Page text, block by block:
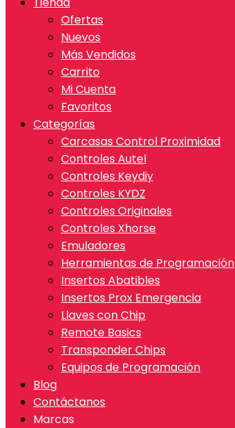
Ofertas
Nuevos
Más Vendidos
Carrito
Mi Cuenta
Favoritos
Categorías
Carcasas Control Proximidad
Controles Autel
Controles Keydiy
Controles KYDZ
Controles Originales
Controles Xhorse
Emuladores
Herramientas de Programación
Insertos Abatibles
Insertos Prox Emergencia
Llaves con Chip
Remote Basics
Transponder Chips
Equipos de Programación
Blog
Contáctanos
Marcas